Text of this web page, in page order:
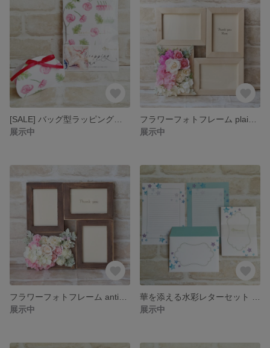
展示中
展示中
展示中
展示中